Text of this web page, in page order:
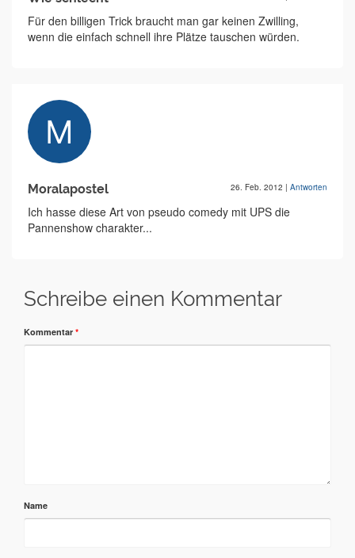
Für den billigen Trick braucht man gar keinen Zwilling,
wenn die einfach schnell ihre Plätze tauschen würden.
Moralapostel 26. Feb. 2012 | Antworten
Ich hasse diese Art von pseudo comedy mit UPS die
Pannenshow charakter...
Schreibe einen Kommentar
Kommentar *
Name